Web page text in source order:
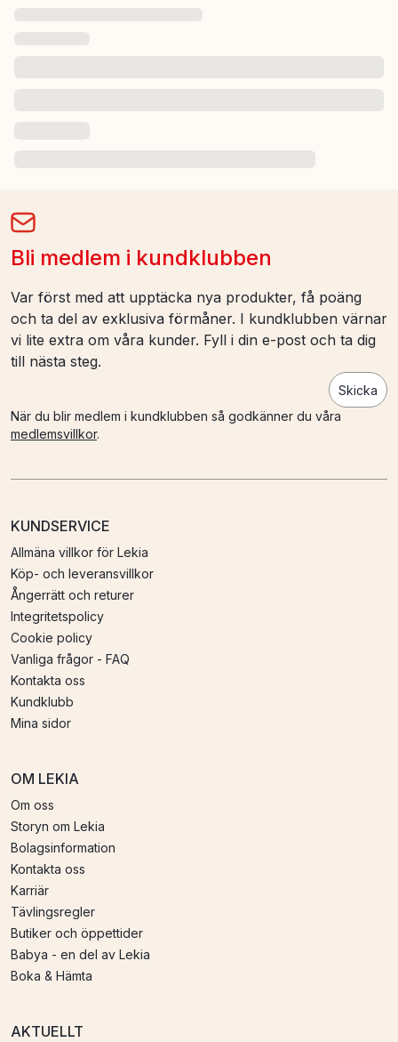
Bli medlem i kundklubben
Var först med att upptäcka nya produkter, få poäng
och ta del av exklusiva förmåner. I kundklubben värnar
vi lite extra om våra kunder. Fyll i din e-post och ta dig
till nästa steg.
Skicka
När du blir medlem i kundklubben så godkänner du våra
medlemsvillkor.
KUNDSERVICE
Allmäna villkor för Lekia
Köp- och leveransvillkor
Ångerrätt och returer
Integritetspolicy
Cookie policy
Vanliga frågor - FAQ
Kontakta oss
Kundklubb
Mina sidor
OM LEKIA
Om oss
Storyn om Lekia
Bolagsinformation
Kontakta oss
Karriär
Tävlingsregler
Butiker och öppettider
Babya - en del av Lekia
Boka & Hämta
AKTUELLT